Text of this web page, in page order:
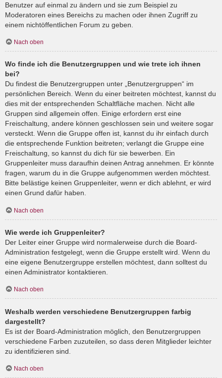
Benutzer auf einmal zu ändern und sie zum Beispiel zu
Moderatoren eines Bereichs zu machen oder ihnen Zugriff zu
einem nichtöffentlichen Forum zu geben.
Nach oben
Wo finde ich die Benutzergruppen und wie trete ich ihnen
bei?
Du findest die Benutzergruppen unter „Benutzergruppen“ im
persönlichen Bereich. Wenn du einer beitreten möchtest, kannst du
dies mit der entsprechenden Schaltfläche machen. Nicht alle
Gruppen sind allgemein offen. Einige erfordern erst eine
Freischaltung, andere können geschlossen sein und weitere sogar
versteckt. Wenn die Gruppe offen ist, kannst du ihr einfach durch
die entsprechende Funktion beitreten; verlangt die Gruppe eine
Freischaltung, so kannst du dich für sie bewerben. Ein
Gruppenleiter muss daraufhin deinen Antrag annehmen. Er könnte
fragen, warum du in die Gruppe aufgenommen werden möchtest.
Bitte belästige keinen Gruppenleiter, wenn er dich ablehnt, er wird
einen Grund dafür haben.
Nach oben
Wie werde ich Gruppenleiter?
Der Leiter einer Gruppe wird normalerweise durch die Board-
Administration festgelegt, wenn die Gruppe erstellt wird. Wenn du
eine eigene Benutzergruppe erstellen möchtest, dann solltest du
einen Administrator kontaktieren.
Nach oben
Weshalb werden verschiedene Benutzergruppen farbig
dargestellt?
Es ist der Board-Administration möglich, den Benutzergruppen
verschiedene Farben zuzuteilen, so dass deren Mitglieder leichter
zu identifizieren sind.
Nach oben